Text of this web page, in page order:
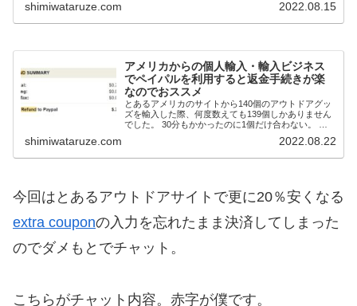
30％割引はもう過去のものになってい...
shimiwataruze.com 2022.08.15
アメリカからの個人輸入・輸入ビジネス
でペイパルを利用すると返金手続きが楽
なのでおススメ
とあるアメリカのサイトから140個のアウトドアグッ
ズを輸入した際、何度数えても139個しかありません
でした。 30分もかかったのに1個だけ合わない。 送
うかとも思ったけど、とりあえずサポセン...
shimiwataruze.com 2022.08.22
今回はとあるアウトドアサイトで更に20％安くなる
extra couponの入力を忘れたまま決済してしまった
のでダメもとでチャット。
こちらがチャット内容。赤字が僕です。